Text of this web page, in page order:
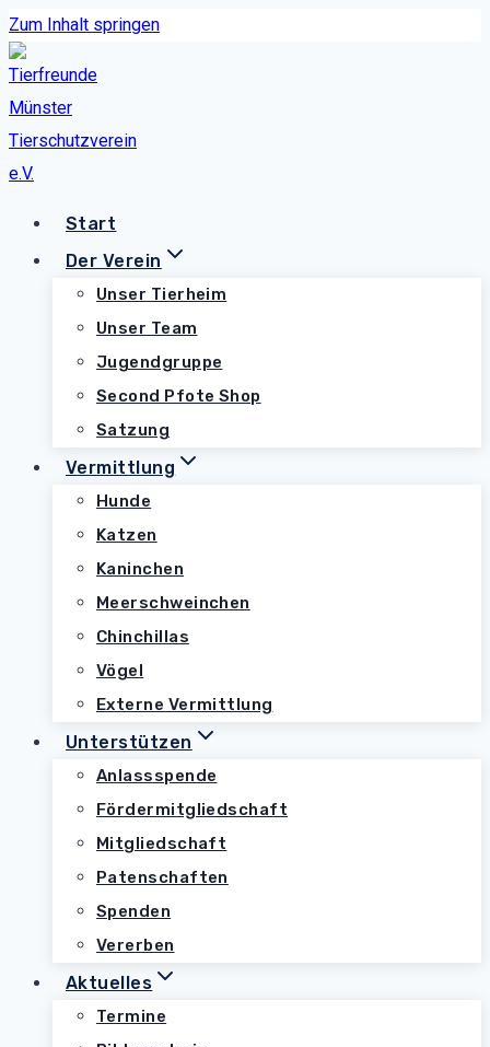
Zum Inhalt springen
Start
Der Verein
Unser Tierheim
Unser Team
Jugendgruppe
Second Pfote Shop
Satzung
Vermittlung
Hunde
Katzen
Kaninchen
Meerschweinchen
Chinchillas
Vögel
Externe Vermittlung
Unterstützen
Anlassspende
Fördermitgliedschaft
Mitgliedschaft
Patenschaften
Spenden
Vererben
Aktuelles
Termine